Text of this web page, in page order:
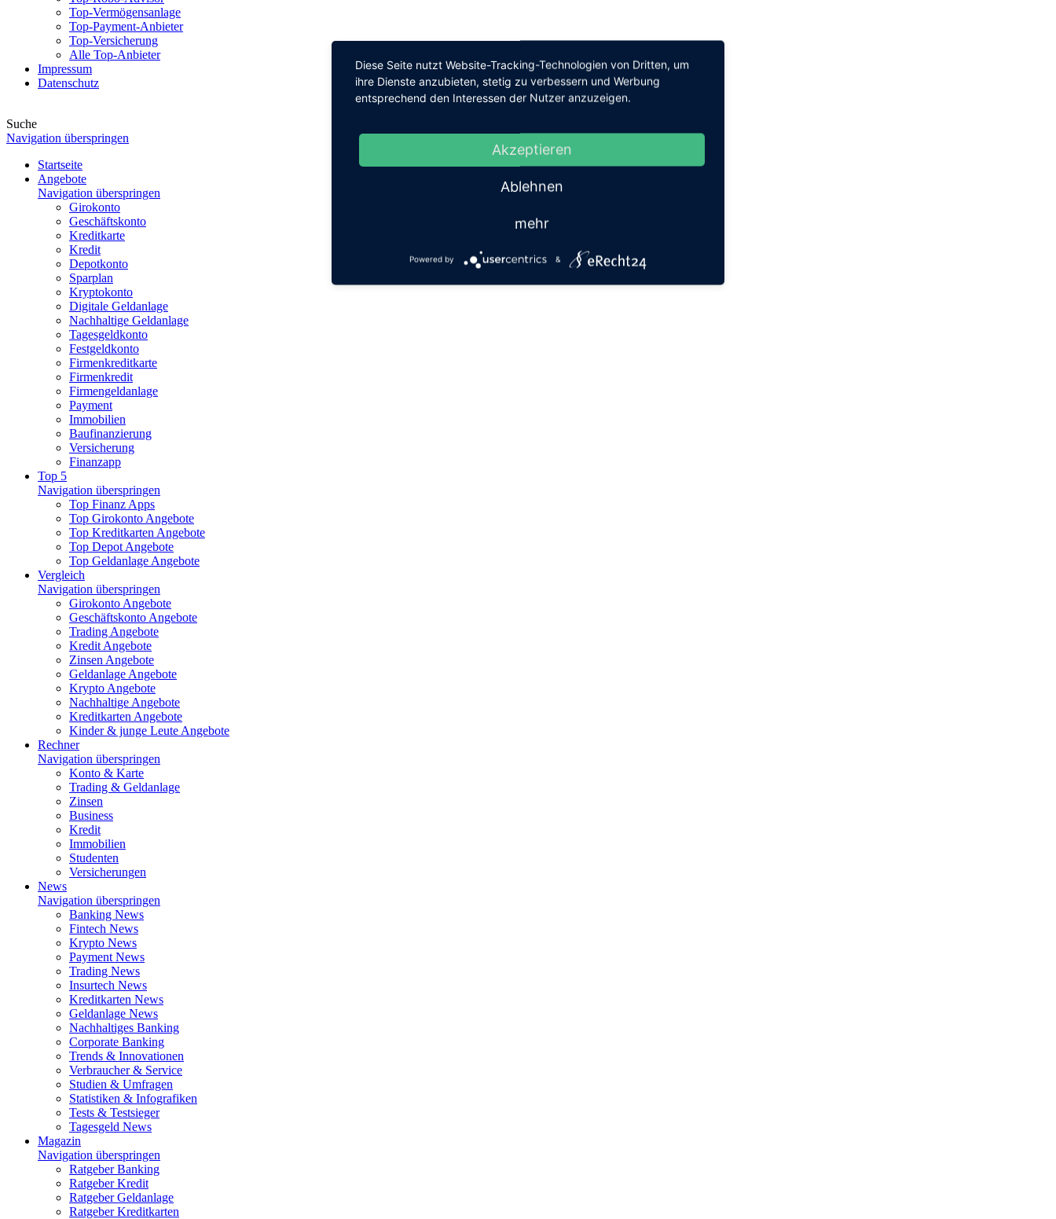
Top-Vermögensanlage
Top-Payment-Anbieter
Top-Versicherung
Alle Top-Anbieter
Impressum
Datenschutz
Suche
Navigation überspringen
Startseite
Angebote
Navigation überspringen
Girokonto
Geschäftskonto
Kreditkarte
Kredit
Depotkonto
Sparplan
Kryptokonto
Digitale Geldanlage
Nachhaltige Geldanlage
Tagesgeldkonto
Festgeldkonto
Firmenkreditkarte
Firmenkredit
Firmengeldanlage
Payment
Immobilien
Baufinanzierung
Versicherung
Finanzapp
Top 5
Navigation überspringen
Top Finanz Apps
Top Girokonto Angebote
Top Kreditkarten Angebote
Top Depot Angebote
Top Geldanlage Angebote
Vergleich
Navigation überspringen
Girokonto Angebote
Geschäftskonto Angebote
Trading Angebote
Kredit Angebote
Zinsen Angebote
Geldanlage Angebote
Krypto Angebote
Nachhaltige Angebote
Kreditkarten Angebote
Kinder & junge Leute Angebote
Rechner
Navigation überspringen
Konto & Karte
Trading & Geldanlage
Zinsen
Business
Kredit
Immobilien
Studenten
Versicherungen
News
Navigation überspringen
Banking News
Fintech News
Krypto News
Payment News
Trading News
Insurtech News
Kreditkarten News
Geldanlage News
Nachhaltiges Banking
Corporate Banking
Trends & Innovationen
Verbraucher & Service
Studien & Umfragen
Statistiken & Infografiken
Tests & Testsieger
Tagesgeld News
Magazin
Navigation überspringen
Ratgeber Banking
Ratgeber Kredit
Ratgeber Geldanlage
Ratgeber Kreditkarten
Diese Seite nutzt Website-Tracking-Technologien von Dritten, um
ihre Dienste anzubieten, stetig zu verbessern und Werbung
entsprechend den Interessen der Nutzer anzuzeigen.
Akzeptieren
Ablehnen
mehr
Powered by &